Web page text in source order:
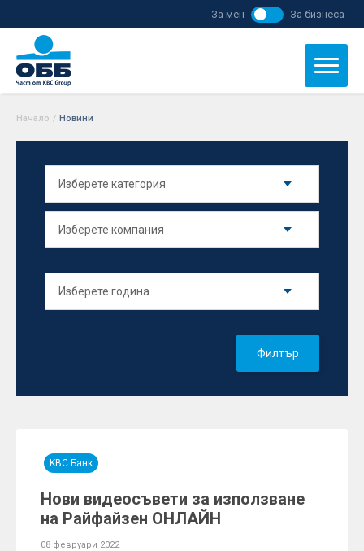
За мен За бизнеса
Начало / Новини
Филтър
KBC Банк
Нови видеосъвети за използване
на Райфайзен ОНЛАЙН
08 февруари 2022